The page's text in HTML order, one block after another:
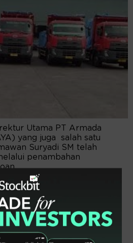
Utama PT Armada
yang juga salah satu
Suryadi SM telah
penambahan